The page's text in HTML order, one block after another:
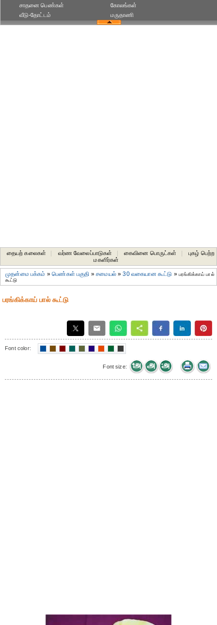
சாதனை பெண்கள்
வீடு-தோட்டம்
கோலங்கள்
மருதாணி
தையற் கலைகள் வர்ண வேலைப்பாடுகள் கைவினை பொருட்கள்
புகழ் பெற்ற
மகளிர்கள்
முதன்மை பக்கம் »பெண்கள் பகுதி »சமையல்»30 வகையான கூட்டு » பரங்கிக்காய் பால்
கூட்டு
பரங்கிக்காய் பால் கூட்டு
Font color:
Font size: